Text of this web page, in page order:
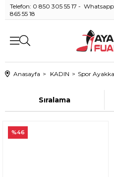
Telefon: 0 850 305 55 17 -
865 55 18
Anasayfa KADIN Spor
Sıralama
%46